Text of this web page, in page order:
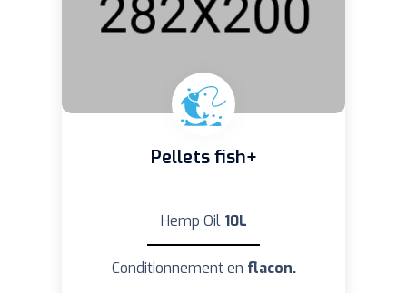
Pellets fish+
Hemp Oil 10L
Conditionnement en flacon.